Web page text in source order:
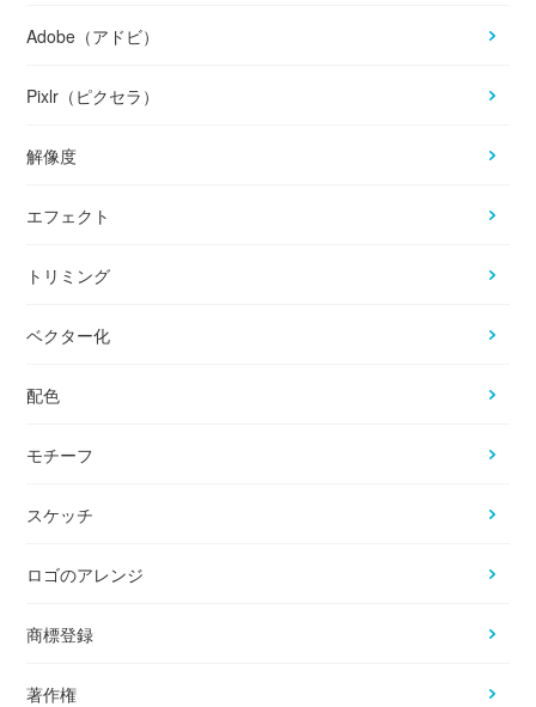
Adobe（アドビ）
Pixlr（ピクセラ）
解像度
エフェクト
トリミング
ベクター化
配色
モチーフ
スケッチ
ロゴのアレンジ
商標登録
著作権